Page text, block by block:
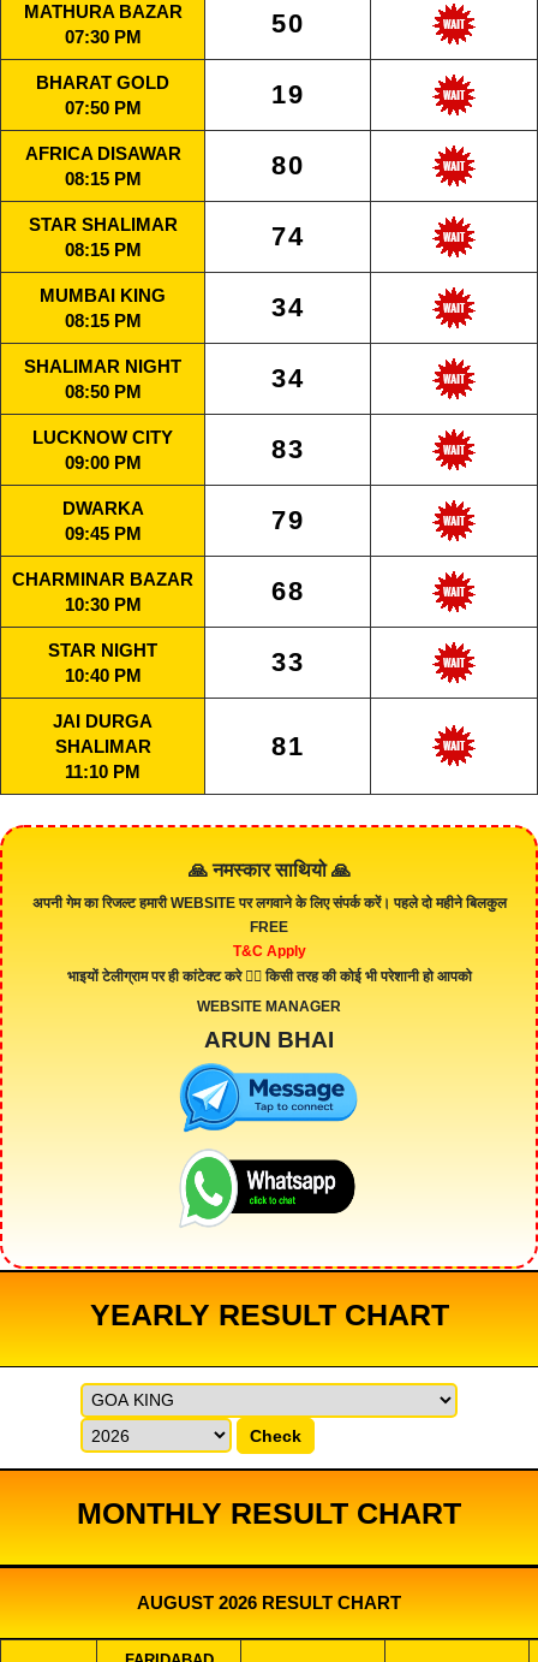
MATHURA BAZAR
07:30 PM
50
BHARAT GOLD
07:50 PM
19
AFRICA DISAWAR
08:15 PM
80
STAR SHALIMAR
08:15 PM
74
MUMBAI KING
08:15 PM
34
SHALIMAR NIGHT
08:50 PM
34
LUCKNOW CITY
09:00 PM
83
DWARKA
09:45 PM
79
CHARMINAR BAZAR
10:30 PM
68
STAR NIGHT
10:40 PM
33
JAI DURGA
SHALIMAR
11:10 PM
81
🙏 नमस्कार साथियो 🙏
अपनी गेम का रिजल्ट हमारीWEBSITEपर लगवाने के लिए संपर्क करें। पहले दो महीने बिलकुल
FREE
T&C Apply
भाइयों टेलीग्राम पर ही कांटेक्ट करे 👇🏻 किसी तरह की कोई भी परेशानी हो आपको
WEBSITE MANAGER
ARUN BHAI
YEARLY RESULT CHART
Check
MONTHLY RESULT CHART
AUGUST 2026 RESULT CHART